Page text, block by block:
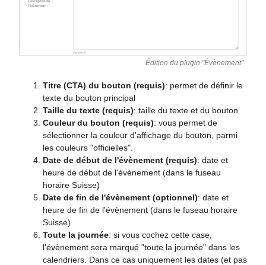
Édition du plugin "Évènement"
Titre (CTA) du bouton (requis): permet de définir le
texte du bouton principal
Taille du texte (requis): taille du texte et du bouton
Couleur du bouton (requis): vous permet de
sélectionner la couleur d'affichage du bouton, parmi
les couleurs "officielles".
Date de début de l'évènement (requis): date et
heure de début de l'évènement (dans le fuseau
horaire Suisse)
Date de fin de l'évènement (optionnel): date et
heure de fin de l'évènement (dans le fuseau horaire
Suisse)
Toute la journée: si vous cochez cette case,
l'évènement sera marqué "toute la journée" dans les
calendriers. Dans ce cas uniquement les dates (et pas